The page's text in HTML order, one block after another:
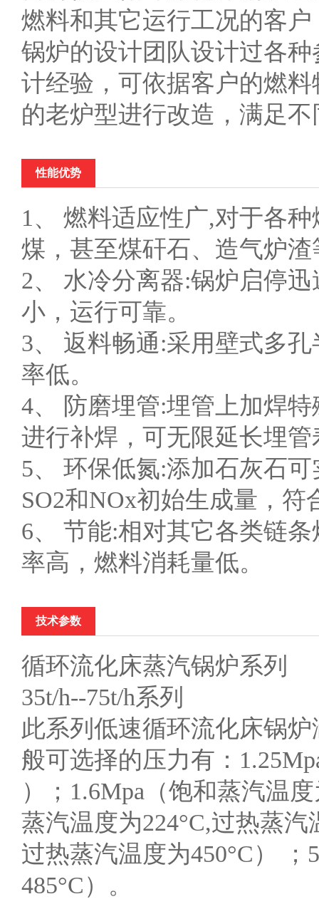
燃料和其它运行工况的客
锅炉的设计团队设计过各
计经验，可依据客户的燃
的老炉型进行改造，满足
性能优势
1、 燃料适应性广,对于各
煤，甚至煤矸石、造气炉
2、 水冷分离器:锅炉启停
小，运行可靠。
3、 返料畅通:采用壁式多
率低。
4、 防磨埋管:埋管上加焊
进行补焊，可无限延长埋管
5、 环保低氮:添加石灰石
SO2和NOx初始生成量，符
6、 节能:相对其它各类链
率高，燃料消耗量低。
技术参数
循环流化床蒸汽锅炉系列
35t/h--75t/h系列
此系列低速循环流化床锅炉
般可选择的压力有：
）；1.6Mpa（饱和蒸汽温
蒸汽温度为224°C,过热蒸汽
过热蒸汽温度为450°C）
485°C）。